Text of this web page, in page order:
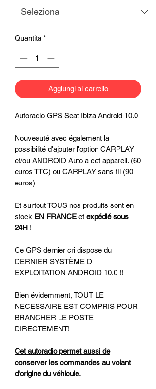
Quantità *
Aggiungi al carrello
Autoradio GPS Seat Ibiza Android 10.0
Nouveauté avec également la
possibilité d'ajouter l'option CARPLAY
et/ou ANDROID Auto a cet appareil. (60
euros TTC) ou CARPLAY sans fil (90
euros)
Et surtout TOUS nos produits sont en
stock EN FRANCE et expédié sous
24H !
Ce GPS dernier cri dispose du
DERNIER SYSTÈME D
EXPLOITATION ANDROID 10.0 !!
Bien évidemment, TOUT LE
NECESSAIRE EST COMPRIS POUR
BRANCHER LE POSTE
DIRECTEMENT!
Cet autoradio permet aussi de
conserver les commandes au volant
d'origine du véhicule.